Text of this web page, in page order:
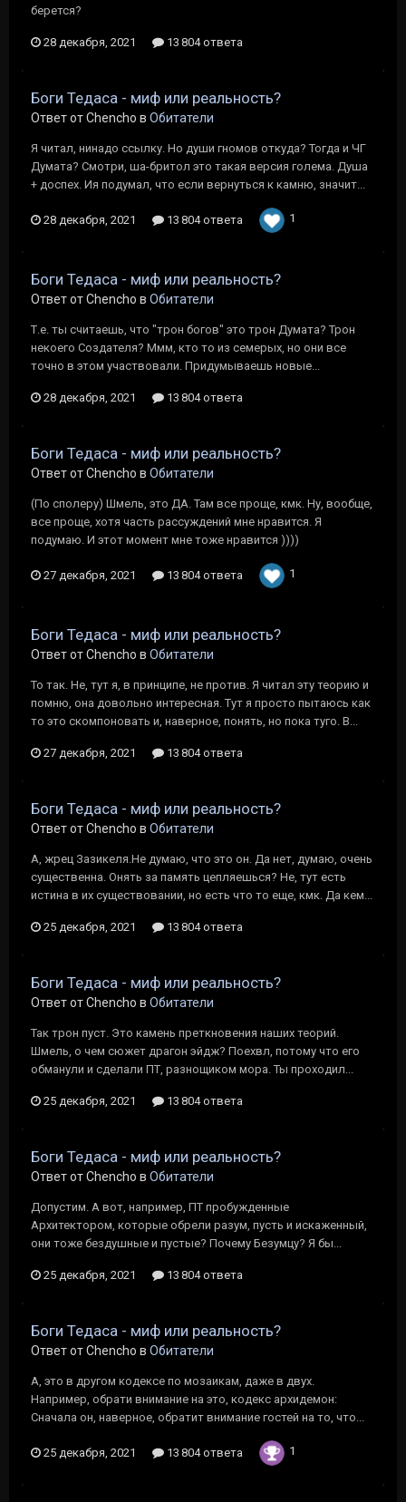
берется?
28 декабря, 2021 13 804 ответа
Боги Тедаса - миф или реальность?
Ответ от Chencho в Обитатели
Я читал, нинадо ссылку. Но души гномов откуда? Тогда и ЧГ
Думата? Смотри, ша-бритол это такая версия голема. Душа
+ доспех. Ия подумал, что если вернуться к камню, значит...
28 декабря, 2021 13 804 ответа 1
Боги Тедаса - миф или реальность?
Ответ от Chencho в Обитатели
Т.е. ты считаешь, что "трон богов" это трон Думата? Трон
некоего Создателя? Ммм, кто то из семерых, но они все
точно в этом участвовали. Придумываешь новые...
28 декабря, 2021 13 804 ответа
Боги Тедаса - миф или реальность?
Ответ от Chencho в Обитатели
(По сполеру) Шмель, это ДА. Там все проще, кмк. Ну, вообще,
все проще, хотя часть рассуждений мне нравится. Я
подумаю. И этот момент мне тоже нравится ))))
27 декабря, 2021 13 804 ответа 1
Боги Тедаса - миф или реальность?
Ответ от Chencho в Обитатели
То так. Не, тут я, в принципе, не против. Я читал эту теорию и
помню, она довольно интересная. Тут я просто пытаюсь как
то это скомпоновать и, наверное, понять, но пока туго. В...
27 декабря, 2021 13 804 ответа
Боги Тедаса - миф или реальность?
Ответ от Chencho в Обитатели
А, жрец Зазикеля.Не думаю, что это он. Да нет, думаю, очень
существенна. Онять за память цепляешься? Не, тут есть
истина в их существовании, но есть что то еще, кмк. Да кем...
25 декабря, 2021 13 804 ответа
Боги Тедаса - миф или реальность?
Ответ от Chencho в Обитатели
Так трон пуст. Это камень преткновения наших теорий.
Шмель, о чем сюжет драгон эйдж? Поехвл, потому что его
обманули и сделали ПТ, разнощиком мора. Ты проходил...
25 декабря, 2021 13 804 ответа
Боги Тедаса - миф или реальность?
Ответ от Chencho в Обитатели
Допустим. А вот, например, ПТ пробужденные
Архитектором, которые обрели разум, пусть и искаженный,
они тоже бездушные и пустые? Почему Безумцу? Я бы...
25 декабря, 2021 13 804 ответа
Боги Тедаса - миф или реальность?
Ответ от Chencho в Обитатели
А, это в другом кодексе по мозаикам, даже в двух.
Например, обрати внимание на это, кодекс архидемон:
Сначала он, наверное, обратит внимание гостей на то, что...
25 декабря, 2021 13 804 ответа 1